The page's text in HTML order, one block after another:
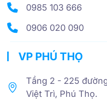
0985 103 666
0906 020 090
VP PHÚ THỌ
Tầng 2 - 225
Việt Trì, Phú Thọ.